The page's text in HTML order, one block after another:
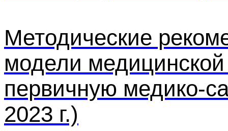
Методические
модели
первичную медико-
2023 г.)